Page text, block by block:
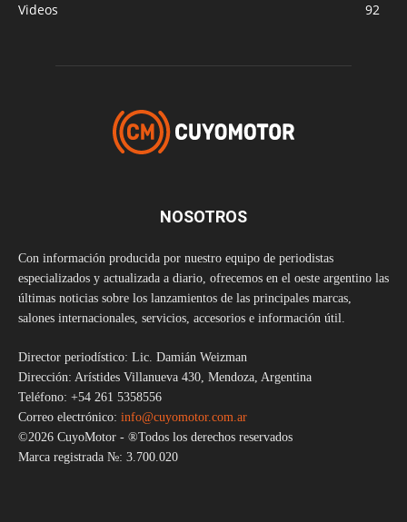
Videos
92
NOSOTROS
Con información producida por nuestro equipo de periodistas
especializados y actualizada a diario, ofrecemos en el oeste argentino las
últimas noticias sobre los lanzamientos de las principales marcas,
salones internacionales, servicios, accesorios e información útil.
Director periodístico: Lic. Damián Weizman
Dirección: Arístides Villanueva 430, Mendoza, Argentina
Teléfono: +54 261 5358556
Correo electrónico: info@cuyomotor.com.ar
©2026 CuyoMotor - ®Todos los derechos reservados
Marca registrada №: 3.700.020